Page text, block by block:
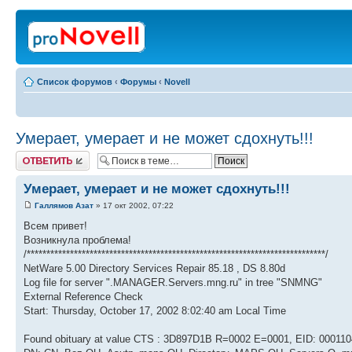
Список форумов ‹ Форумы ‹ Novell
Умерает, умерает и не может сдохнуть!!!
Ответить
Умерает, умерает и не может сдохнуть!!!
Галлямов Азат » 17 окт 2002, 07:22
Всем привет!
Возникнула проблема!
/****************************************************************************/
NetWare 5.00 Directory Services Repair 85.18 , DS 8.80d
Log file for server ".MANAGER.Servers.mng.ru" in tree "SNMNG"
External Reference Check
Start: Thursday, October 17, 2002 8:02:40 am Local Time
Found obituary at value CTS : 3D897D1B R=0002 E=0001, EID: